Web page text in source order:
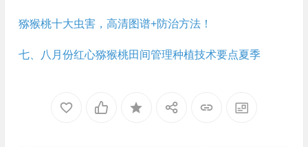
猕猴桃十大虫害，高清图谱+防治方法！
七、八月份红心猕猴桃田间管理种植技术要点夏季